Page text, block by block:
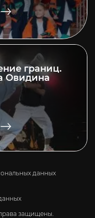
границ.
Овидина
защищены.
данных